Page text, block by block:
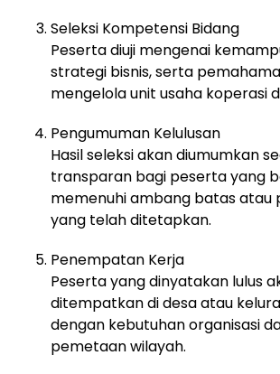
Seleksi Kompetensi Bidang
Peserta diuji mengenai
strategi bisnis, serta
mengelola unit usaha koperasi
Pengumuman Kelulusan
Hasil seleksi akan diumumkan
transparan bagi peserta yang
memenuhi ambang batas atau
yang telah ditetapkan.
Penempatan Kerja
Peserta yang dinyatakan lulus
ditempatkan di desa atau
dengan kebutuhan organisasi
pemetaan wilayah.